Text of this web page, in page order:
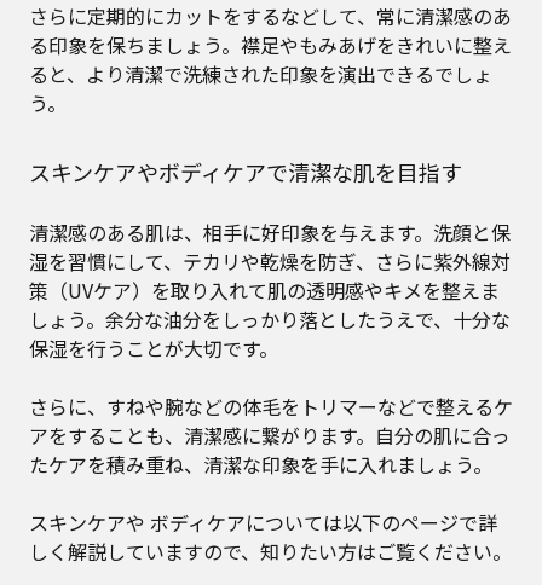
さらに定期的にカットをするなどして、常に清潔感のあ
る印象を保ちましょう。襟足やもみあげをきれいに整え
ると、より清潔で洗練された印象を演出できるでしょ
う。
スキンケアやボディケアで清潔な肌を目指す
清潔感のある肌は、相手に好印象を与えます。洗顔と保
湿を習慣にして、テカリや乾燥を防ぎ、さらに紫外線対
策（UVケア）を取り入れて肌の透明感やキメを整えま
しょう。余分な油分をしっかり落としたうえで、十分な
保湿を行うことが大切です。
さらに、すねや腕などの体毛をトリマーなどで整えるケ
アをすることも、清潔感に繋がります。自分の肌に合っ
たケアを積み重ね、清潔な印象を手に入れましょう。
スキンケアや ボディケアについては以下のページで詳
しく解説していますので、知りたい方はご覧ください。